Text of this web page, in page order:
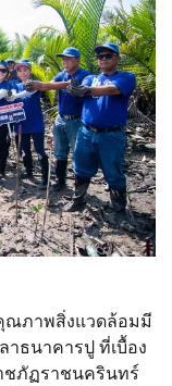
ณภาพสิ่งแวดล้อมมี
ธนาคารปู ที่เบื้อง
ชภัฏราชนครินทร์